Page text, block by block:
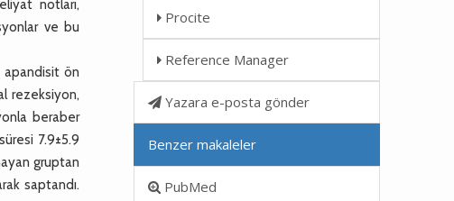
notları,
ve bu
apandisit ön
rezeksiyon,
beraber
7.9±5.9
gruptan
saptandı.
Procite
Reference Manager
Yazara e-posta gönder
Benzer makaleler
PubMed